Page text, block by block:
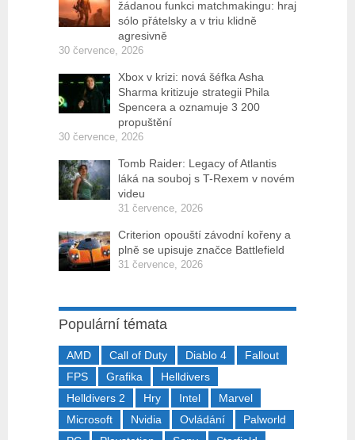
žádanou funkci matchmakingu: hraj
sólo přátelsky a v triu klidně
agresivně
30 července, 2026
Xbox v krizi: nová šéfka Asha
Sharma kritizuje strategii Phila
Spencera a oznamuje 3 200
propuštění
30 července, 2026
Tomb Raider: Legacy of Atlantis
láká na souboj s T-Rexem v novém
videu
31 července, 2026
Criterion opouští závodní kořeny a
plně se upisuje značce Battlefield
31 července, 2026
Populární témata
AMD Call of Duty Diablo 4
Fallout
FPS
Grafika
Helldivers
Helldivers 2
Hry Intel
Marvel
Microsoft
Nvidia Ovládání
Palworld